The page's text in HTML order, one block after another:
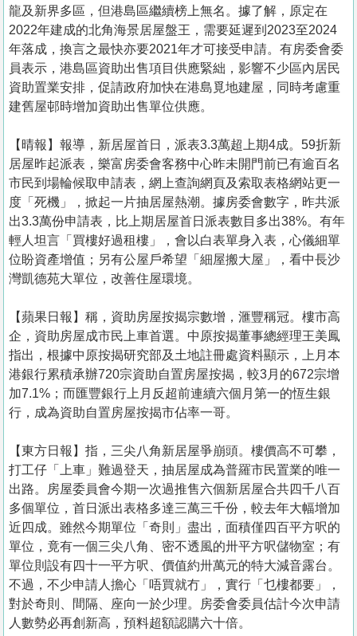
龍及新界多區，但港島區繼續榜上無名。據了解，原定在
2022年建成的北角海景居屋盤王，需要延遲到2023至2024
年落成，換言之最快亦要2021年才可接受申請。有房委會委
員表示，港島區資助出售項目供應緊絀，影響不少區內居民
資助置業安排，促請政府加快在港島覓地建屋，同時考慮重
建舊屋邨時增加資助出售單位供應。
【晴報】報導，新居屋首日，派表3.3萬超上期4成。59折新
居屋昨起派表，樂富房委會客務中心昨未開門前已有逾百名
市民到場輪候取申請表，網上查詢網頁及索取表格網站更一
度「死機」，掀起一片抽居屋熱潮。據房委會數字，昨共派
出3.3萬份申請表，比上期居屋首日派表數目多出38%。有年
輕人坦言「買樓好過租樓」，會以白表單身入表，心儀細單
位盼資產增值；另有公屋戶希望「細屋搬大屋」，看中長沙
灣凱德苑大單位，改善住屋環境。
【蘋果日報】稱，資助房屋按揭宗數增，滙豐稱冠。樓市高
企，資助房屋成市民上車首選。中原按揭董事總經理王美鳳
指出，根據中原按揭研究部及土地註冊處資料顯示，上月本
港銀行累積承辦720宗資助自置房屋按揭，較3月的672宗增
加7.1%；而匯豐銀行上月反超前連續六個月第一的恆生銀
行，成為資助自置房屋按揭市佔率一哥。
【東方日報】指，三尖八角新居屋爭崩頭。樓價高不可攀，
打工仔「上車」難過登天，抽居屋成為普羅市民置業的唯一
出路。房屋委員會今期一次過推售六個新居屋合共四千八百
多個單位，首日派出表格多達三萬三千份，較去年大幅增加
近四成。雖然今期單位「奇則」盡出，面積僅四百平方呎的
單位，竟有一個三尖八角、密不透風的卅平方呎儲物室；有
單位則設有四十一平方呎、價值約卅萬元的特大減音露台。
不過，不少申請人擔心「唔買就冇」，實行「乜樓都要」，
對於奇則、間隔、座向一於少理。房委會委員估計今次申請
人數勢必再創新高，預料超額認購六十倍。